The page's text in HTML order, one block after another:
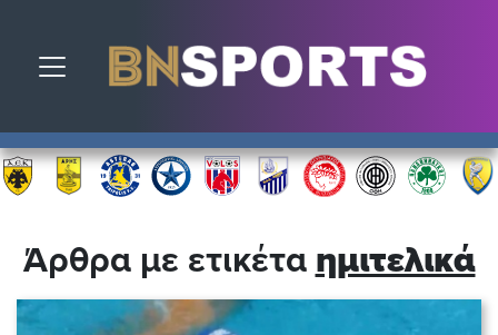
Toggle navigation
Άρθρα με ετικέτα ημιτελικά